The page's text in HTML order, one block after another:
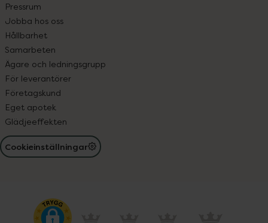
Pressrum
Jobba hos oss
Hållbarhet
Samarbeten
Ägare och ledningsgrupp
För leverantörer
Företagskund
Eget apotek
Glädjeeffekten
Cookieinställningar